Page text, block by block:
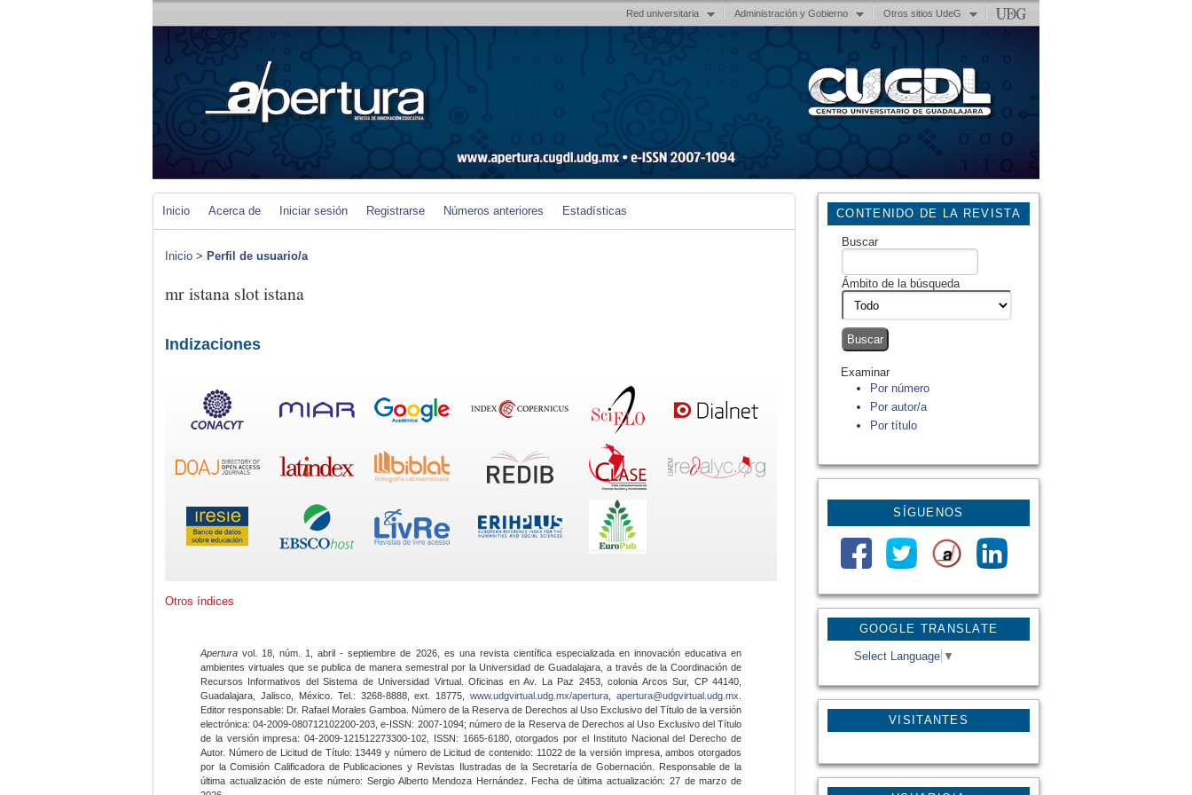
Red universitaria Administración y Gobierno Otros sitios UdeG
GOOGLE TRANSLATE
Select Language ▼
VISITANTES
CONTENIDO DE LA REVISTA
Buscar
Ámbito de la búsqueda
Examinar
Por número
Por autor/a
Por título
SÍGUENOS
Inicio Acerca de Iniciar sesión Registrarse Números anteriores Estadísticas
Inicio > Perfil de usuario/a
mr istana slot istana
Indizaciones
Otros índices
Apertura vol. 18, núm. 1, abril - septiembre de 2026, es una revista científica especializada en innovación educativa en
ambientes virtuales que se publica de manera semestral por la Universidad de Guadalajara, a través de la Coordinación de
Recursos Informativos del Sistema de Universidad Virtual. Oficinas en Av. La Paz 2453, colonia Arcos Sur, CP 44140,
Guadalajara, Jalisco, México. Tel.: 3268-8888, ext. 18775,www.udgvirtual.udg.mx/apertura apertura@udgvirtual.udg.mx
Editor responsable: Dr. Rafael Morales Gamboa. Número de la Reserva de Derechos al Uso Exclusivo del Título de la versión
electrónica: 04-2009-080712102200-203, e-ISSN: 2007-1094; número de la Reserva de Derechos al Uso Exclusivo del Título
de la versión impresa: 04-2009-121512273300-102, ISSN: 1665-6180, otorgados por el Instituto Nacional del Derecho de
Autor. Número de Licitud de Título: 13449 y número de Licitud de contenido: 11022 de la versión impresa, ambos otorgados
por la Comisión Calificadora de Publicaciones y Revistas Ilustradas de la Secretaría de Gobernación. Responsable de la
última actualización de este número: Sergio Alberto Mendoza Hernández. Fecha de última actualización: 27 de marzo de